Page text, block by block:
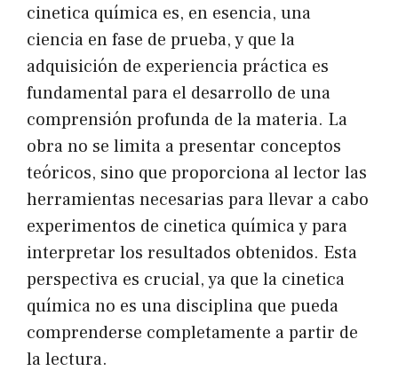
cinetica química es, en esencia, una
ciencia en fase de prueba, y que la
adquisición de experiencia práctica es
fundamental para el desarrollo de una
comprensión profunda de la materia. La
obra no se limita a presentar conceptos
teóricos, sino que proporciona al lector las
herramientas necesarias para llevar a cabo
experimentos de cinetica química y para
interpretar los resultados obtenidos. Esta
perspectiva es crucial, ya que la cinetica
química no es una disciplina que pueda
comprenderse completamente a partir de
la lectura.